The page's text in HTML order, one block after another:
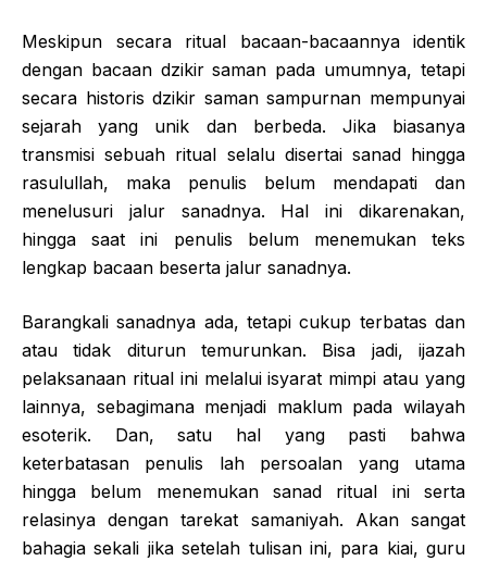
Meskipun secara ritual bacaan-bacaannya identik
dengan bacaan dzikir saman pada umumnya, tetapi
secara historis dzikir saman sampurnan mempunyai
sejarah yang unik dan berbeda. Jika biasanya
transmisi sebuah ritual selalu disertai sanad hingga
rasulullah, maka penulis belum mendapati dan
menelusuri jalur sanadnya. Hal ini dikarenakan,
hingga saat ini penulis belum menemukan teks
lengkap bacaan beserta jalur sanadnya.
Barangkali sanadnya ada, tetapi cukup terbatas dan
atau tidak diturun temurunkan. Bisa jadi, ijazah
pelaksanaan ritual ini melalui isyarat mimpi atau yang
lainnya, sebagimana menjadi maklum pada wilayah
esoterik. Dan, satu hal yang pasti bahwa
keterbatasan penulis lah persoalan yang utama
hingga belum menemukan sanad ritual ini serta
relasinya dengan tarekat samaniyah. Akan sangat
bahagia sekali jika setelah tulisan ini, para kiai, guru